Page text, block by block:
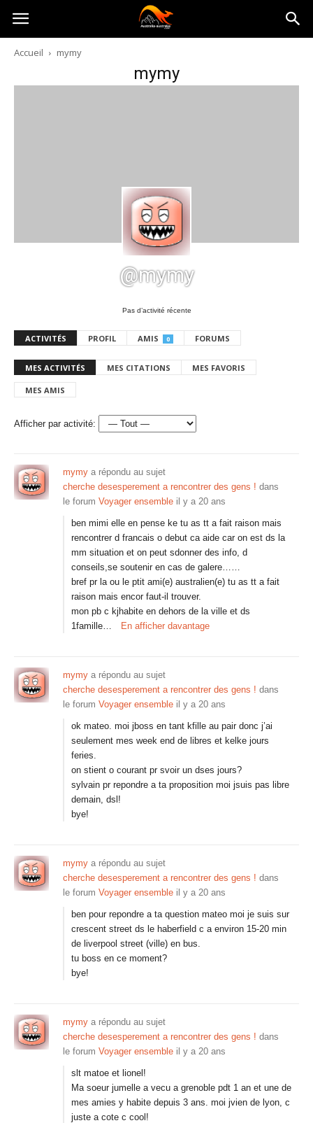
Australia-
australie.com
Accueil mymy
mymy
@mymy
Pas d’activité récente
ACTIVITÉS PROFIL AMIS 0 FORUMS
MES ACTIVITÉS MES CITATIONS MES FAVORIS
MES AMIS
Afficher par activité:
mymy a répondu au sujet
cherche desesperement a rencontrer des gens ! dans
le forum Voyager ensemble il y a 20 ans
ben mimi elle en pense ke tu as tt a fait raison mais
rencontrer d francais o debut ca aide car on est ds la
mm situation et on peut sdonner des info, d
conseils,se soutenir en cas de galere……
bref pr la ou le ptit ami(e) australien(e) tu as tt a fait
raison mais encor faut-il trouver.
mon pb c kjhabite en dehors de la ville et ds
1famille…
En afficher davantage
mymy a répondu au sujet
cherche desesperement a rencontrer des gens ! dans
le forum Voyager ensemble il y a 20 ans
ok mateo. moi jboss en tant kfille au pair donc j’ai
seulement mes week end de libres et kelke jours
feries.
on stient o courant pr svoir un dses jours?
sylvain pr repondre a ta proposition moi jsuis pas libre
demain, dsl!
bye!
mymy a répondu au sujet
cherche desesperement a rencontrer des gens ! dans
le forum Voyager ensemble il y a 20 ans
ben pour repondre a ta question mateo moi je suis sur
crescent street ds le haberfield c a environ 15-20 min
de liverpool street (ville) en bus.
tu boss en ce moment?
bye!
mymy a répondu au sujet
cherche desesperement a rencontrer des gens ! dans
le forum Voyager ensemble il y a 20 ans
slt matoe et lionel!
Ma soeur jumelle a vecu a grenoble pdt 1 an et une de
mes amies y habite depuis 3 ans. moi jvien de lyon, c
juste a cote c cool!